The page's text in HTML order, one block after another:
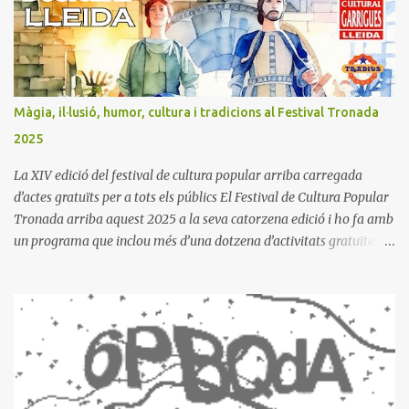
s
Màgia, il·lusió, humor, cultura i tradicions al Festival Tronada
2025
La XIV edició del festival de cultura popular arriba carregada
d’actes gratuïts per a tots els públics El Festival de Cultura Popular
Tronada arriba aquest 2025 a la seva catorzena edició i ho fa amb
un programa que inclou més d’una dotzena d’activitats gratuïtes i
de màgia a càrrec de l’il·lusionista Aleix Ferrer, una figura
emergent de la màgia guardonat en festivals de Barcelona,
Badalona i França. El festival, que barreja diferents arts escèniques
de carrer, incorpora en aquesta edició l’espectacle d’acrobàcies
amb cèrcol de la lleidatana Laura Sánchez. Aquesta acròbata local